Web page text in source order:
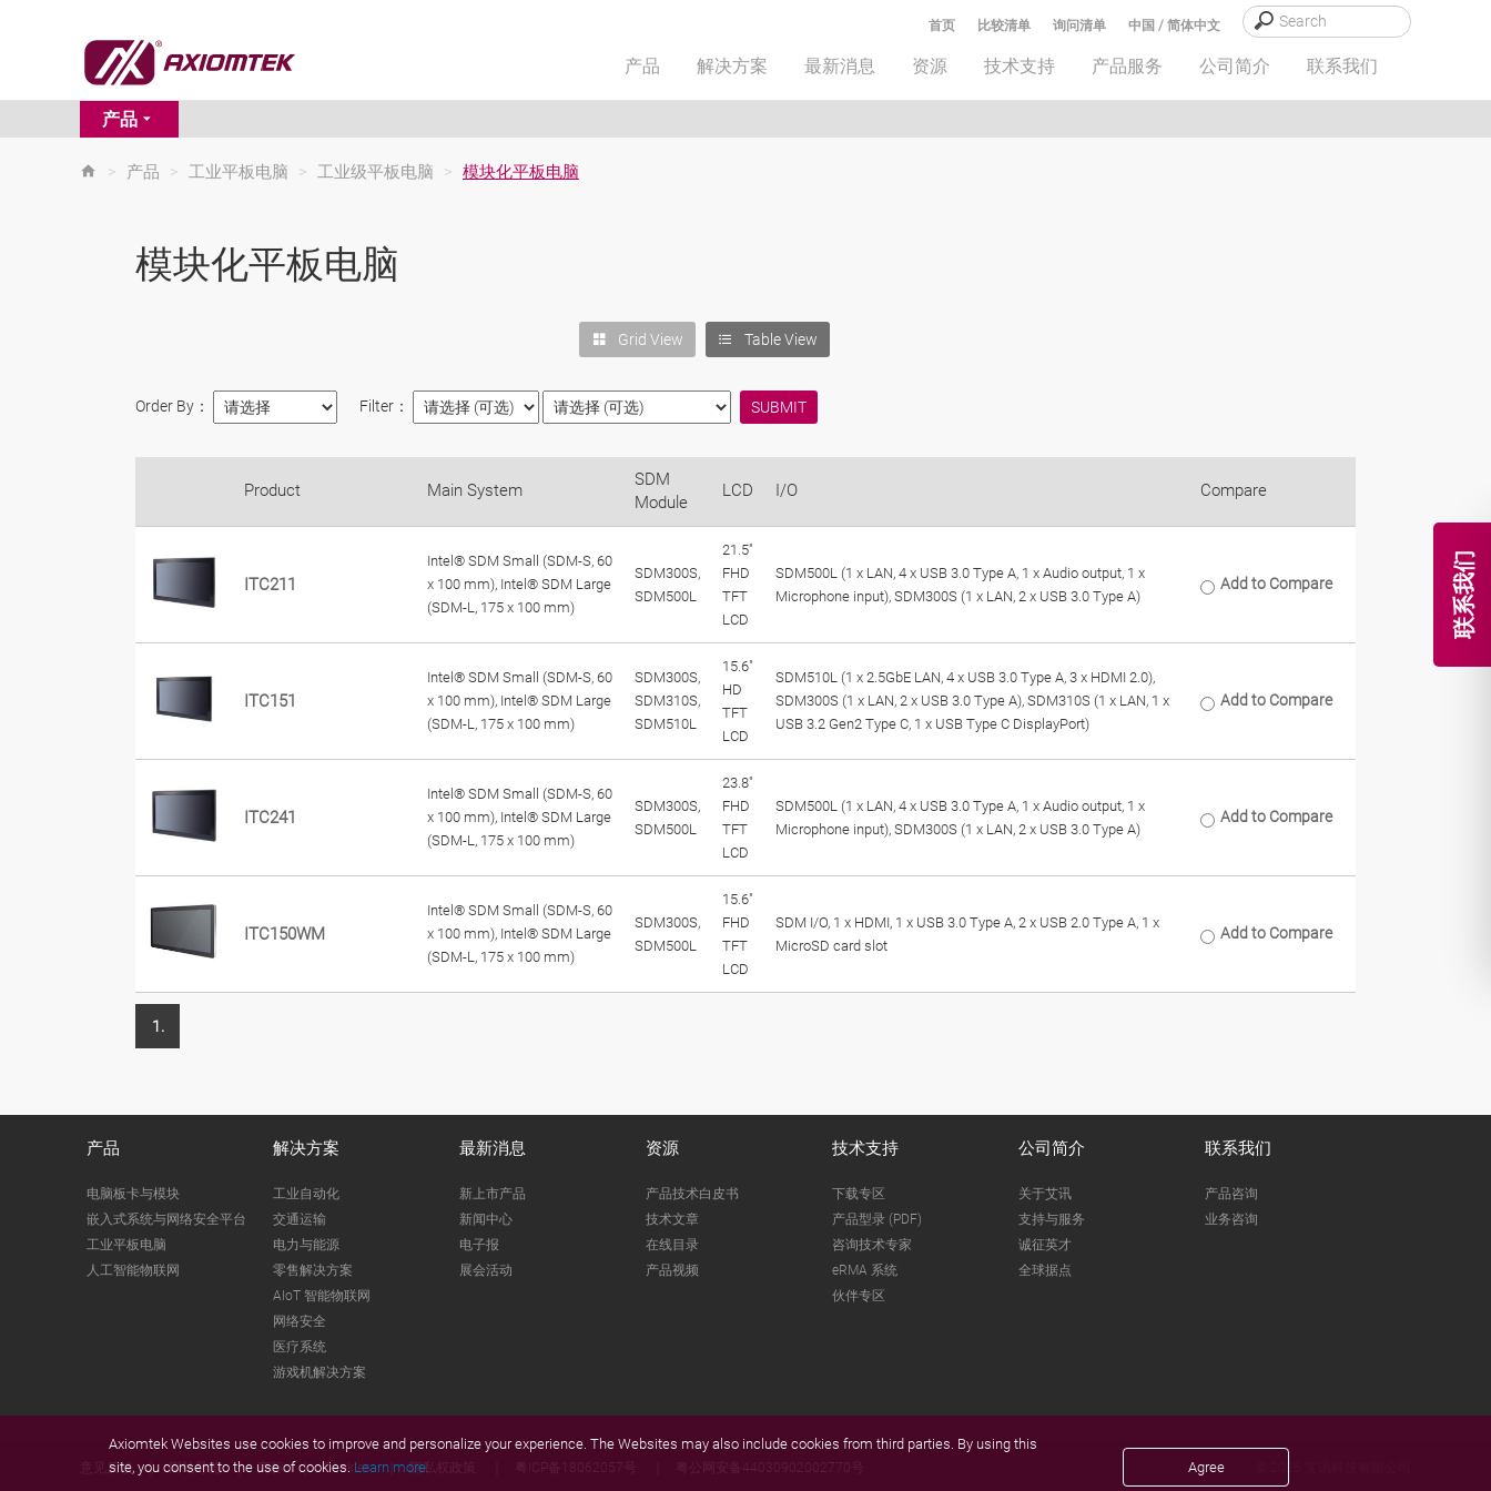
联系我们
中国 / 简体中文
询问清单
比较清单
首页
产品 解决方案 最新消息 资源 技术支持 产品服务 公司简介 联系我们
产品
> 产品 > 工业平板电脑 > 工业级平板电脑 > 模块化平板电脑
模块化平板电脑
Grid View Table View
Order By： Filter：
Product Main System
SDM
Module
LCD I/O Compare
ITC211
Intel® SDM Small (SDM-S, 60
x 100 mm), Intel® SDM Large
(SDM-L, 175 x 100 mm)
SDM300S,
SDM500L
21.5"
FHD
TFT
LCD
SDM500L (1 x LAN, 4 x USB 3.0 Type A, 1 x Audio output, 1 x
Microphone input), SDM300S (1 x LAN, 2 x USB 3.0 Type A)
Add to Compare
ITC151
Intel® SDM Small (SDM-S, 60
x 100 mm), Intel® SDM Large
(SDM-L, 175 x 100 mm)
SDM300S,
SDM310S,
SDM510L
15.6"
HD
TFT
LCD
SDM510L (1 x 2.5GbE LAN, 4 x USB 3.0 Type A, 3 x HDMI 2.0),
SDM300S (1 x LAN, 2 x USB 3.0 Type A), SDM310S (1 x LAN, 1 x
USB 3.2 Gen2 Type C, 1 x USB Type C DisplayPort)
Add to Compare
ITC241
Intel® SDM Small (SDM-S, 60
x 100 mm), Intel® SDM Large
(SDM-L, 175 x 100 mm)
SDM300S,
SDM500L
23.8"
FHD
TFT
LCD
SDM500L (1 x LAN, 4 x USB 3.0 Type A, 1 x Audio output, 1 x
Microphone input), SDM300S (1 x LAN, 2 x USB 3.0 Type A)
Add to Compare
ITC150WM
Intel® SDM Small (SDM-S, 60
x 100 mm), Intel® SDM Large
(SDM-L, 175 x 100 mm)
SDM300S,
SDM500L
15.6"
FHD
TFT
LCD
SDM I/O, 1 x HDMI, 1 x USB 3.0 Type A, 2 x USB 2.0 Type A, 1 x
MicroSD card slot
Add to Compare
1.
产品
电脑板卡与模块
嵌入式系统与网络安全平台
工业平板电脑
人工智能物联网
解决方案
工业自动化
交通运输
电力与能源
零售解决方案
AIoT 智能物联网
网络安全
医疗系统
游戏机解决方案
最新消息
新上市产品
新闻中心
电子报
展会活动
资源
产品技术白皮书
技术文章
在线目录
产品视频
技术支持
下载专区
产品型录 (PDF)
咨询技术专家
eRMA 系统
伙伴专区
公司简介
关于艾讯
支持与服务
诚征英才
全球据点
联系我们
产品咨询
业务咨询
意见反馈 网站导览 商标 Cookies 隐私权政策
Axiomtek Websites use cookies to improve and personalize your experience. The Websites may also include cookies from third parties. By using this
site, you consent to the use of cookies. Learn more. Agree